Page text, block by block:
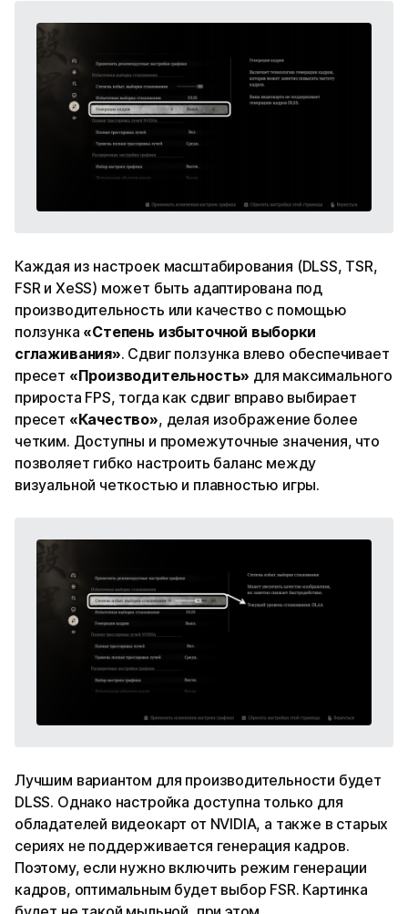
Каждая из настроек масштабирования (DLSS, TSR,
FSR и XeSS) может быть адаптирована под
производительность или качество с помощью
ползунка «Степень избыточной выборки
сглаживания». Сдвиг ползунка влево обеспечивает
пресет «Производительность» для максимального
прироста FPS, тогда как сдвиг вправо выбирает
пресет «Качество», делая изображение более
четким. Доступны и промежуточные значения, что
позволяет гибко настроить баланс между
визуальной четкостью и плавностью игры.
Лучшим вариантом для производительности будет
DLSS. Однако настройка доступна только для
обладателей видеокарт от NVIDIA, а также в старых
сериях не поддерживается генерация кадров.
Поэтому, если нужно включить режим генерации
кадров, оптимальным будет выбор FSR. Картинка